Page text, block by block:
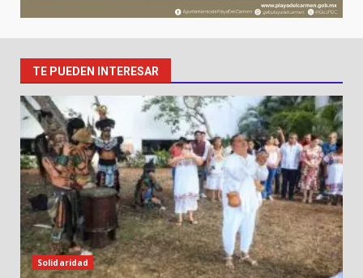
TE PUEDEN INTERESAR
Solidaridad